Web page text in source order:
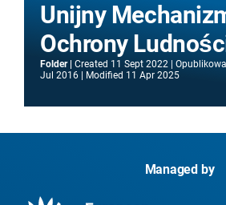
Unijny
Ochrony
Folder Created 11 Sept 2022
Jul 2016
Modified 11 Apr 2025
Managed by